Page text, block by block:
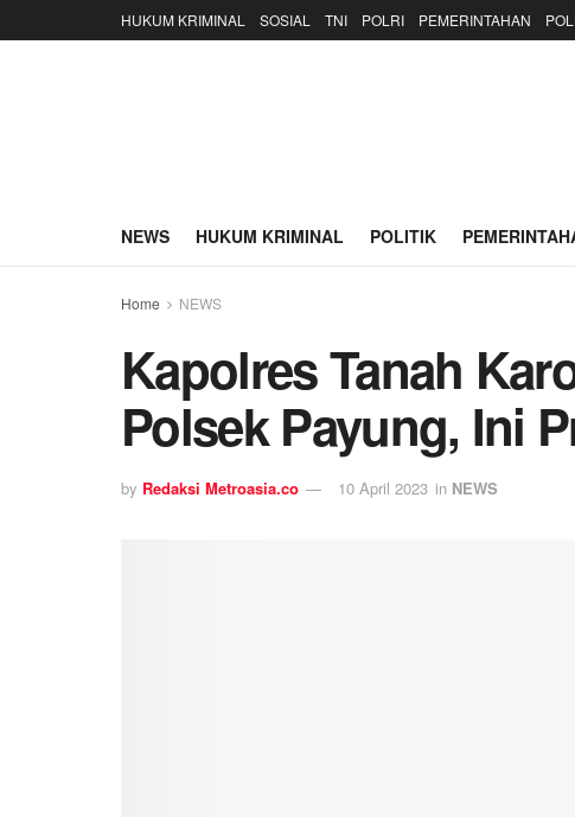
HUKUM KRIMINAL SOSIAL TNI POLRI PEMERINTAHAN
NEWS HUKUM KRIMINAL POLITIK
Home NEWS
Kapolres Tanah
Polsek Payung, Ini
by Redaksi Metroasia.co 10 April 2023 in NEWS